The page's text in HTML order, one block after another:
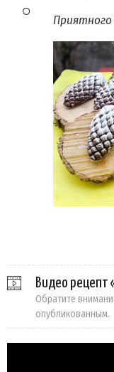
Видео рецепт
Обратите
опубликованным.